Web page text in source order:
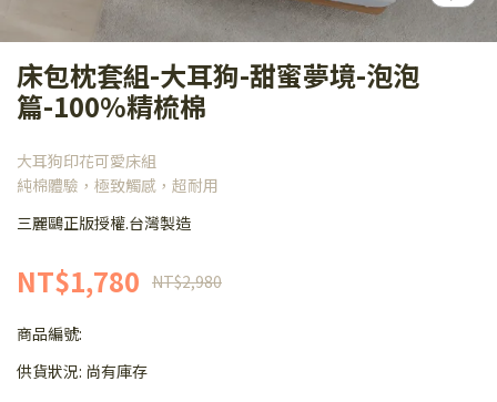
床包枕套組-大耳狗-甜蜜夢境-泡泡
篇-100%精梳棉
大耳狗印花可愛床組
純棉體驗，極致觸感，超耐用
三麗鷗正版授權.台灣製造
NT$1,780 NT$2,980
商品編號:
供貨狀況: 尚有庫存